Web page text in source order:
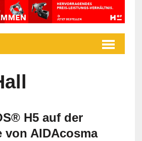
H5 auf der
von AIDAcosma